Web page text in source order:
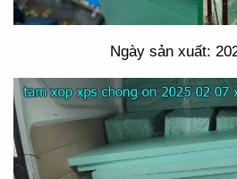
Ngày sản xuất: